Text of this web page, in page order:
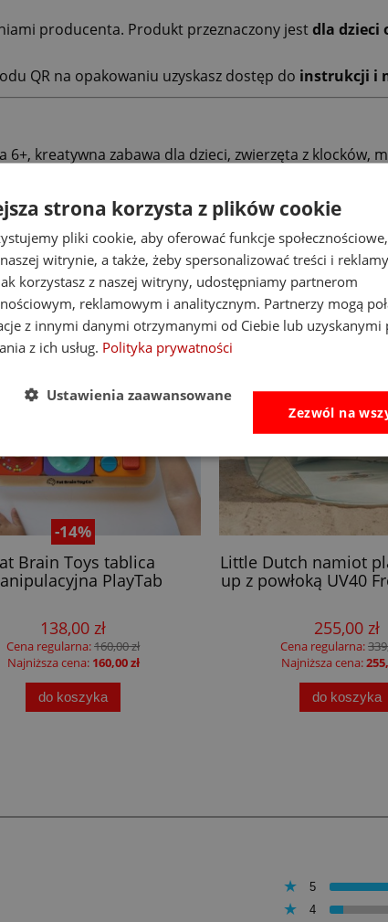
producenta. Produkt przeznaczony jestdla dzieci
QR na opakowaniu uzyskasz dostęp do instrukcji i
kreatywna zabawa dla dzieci, zwierzęta z klocków,
Pixio Bright Animals
-14%
Brain Toys tablica
PlayTab
138,00 zł
Cena regularna:160,00 zł
Najniższa cena: 160,00 zł
do koszyka
Little Dutch namiot
up z powłoką UV40
255,00 zł
Cena regularna:
Najniższa cena:
do koszyka
5
4
strona korzysta z plików cookie
pliki cookie, aby oferować funkcje
witrynie, a także, żeby spersonalizować treści i
korzystasz z naszej witryny, udostępniamy partnerom
reklamowym i analitycznym. Partnerzy mogą
z innymi danymi otrzymanymi od Ciebie lub uzyskanymi
z ich usług. Polityka prywatności
Zezwól na
Ustawienia zaawansowane